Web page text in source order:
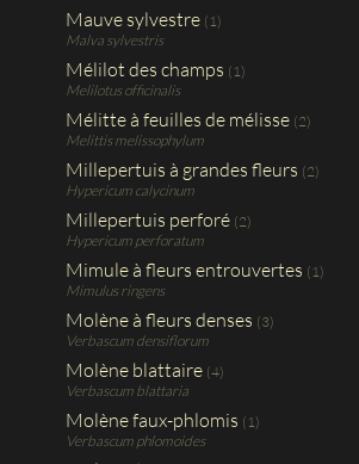
Mauve sylvestre (1)
Malva sylvestris
Mélilot des champs (1)
Melilotus officinalis
Mélitte à feuilles de mélisse (2)
Melittis melissophylum
Millepertuis à grandes fleurs (2)
Hypericum calycinum
Millepertuis perforé (2)
Hypericum perforatum
Mimule à fleurs entrouvertes (1)
Mimulus ringens
Molène à fleurs denses (3)
Verbascum densiflorum
Molène blattaire (4)
Verbascum blattaria
Molène faux-phlomis (1)
Verbascum phlomoides